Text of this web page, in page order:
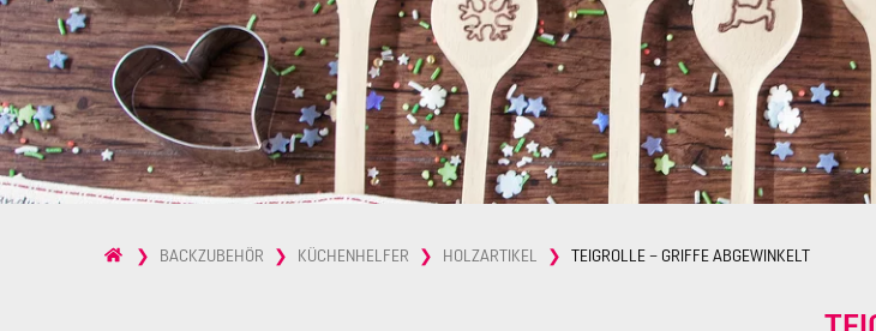
BACKZUBEHÖR KÜCHENHELFER HOLZARTIKEL TEIGROLLE – GRIFFE ABGEWINKELT